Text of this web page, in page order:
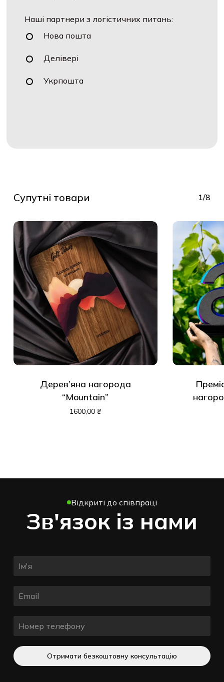
Наші партнери з логістичних питань:
Нова пошта
Делівері
Укрпошта
Супутні товари 1/8
Дерев’яна нагорода
“Mountain”
1600,00 ₴
Відкриті до співпраці
Зв'язок із нами
Отримати безкоштовну консультацію